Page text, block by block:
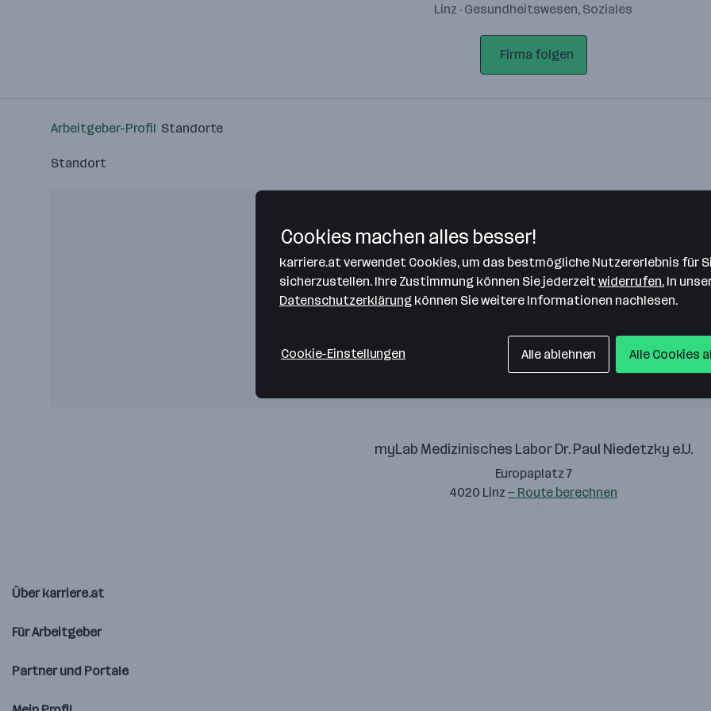
Linz · Gesundheitswesen, Soziales
Firma folgen
Arbeitgeber-Profil Standorte
Standort
Bitte stimme unseren Cookie-
Richtlinien zu, um diese Karte
anzuzeigen.
Zustimmung geben
myLab Medizinisches Labor Dr. Paul Niedetzky e.U.
Europaplatz 7
4020 Linz — Route berechnen
Über karriere.at
Für Arbeitgeber
Partner und Portale
Cookies machen alles besser!
karriere.at verwendet Cookies, um das bestmögliche Nutzererlebnis für
sicherzustellen. Ihre Zustimmung können Sie jederzeit widerrufen. In
Datenschutzerklärung können Sie weitere Informationen nachlesen.
Cookie-Einstellungen Alle ablehnen Alle Cookies